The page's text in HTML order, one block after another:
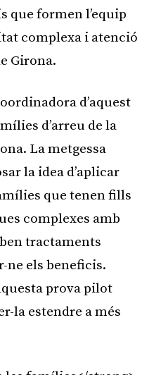
que formen l’equip
complexa i atenció
Girona.
d’aquest
d’arreu de la
La metgessa
la idea d’aplicar
que tenen fills
complexes amb
tractaments
ne els beneficis.
prova pilot
la estendre a més